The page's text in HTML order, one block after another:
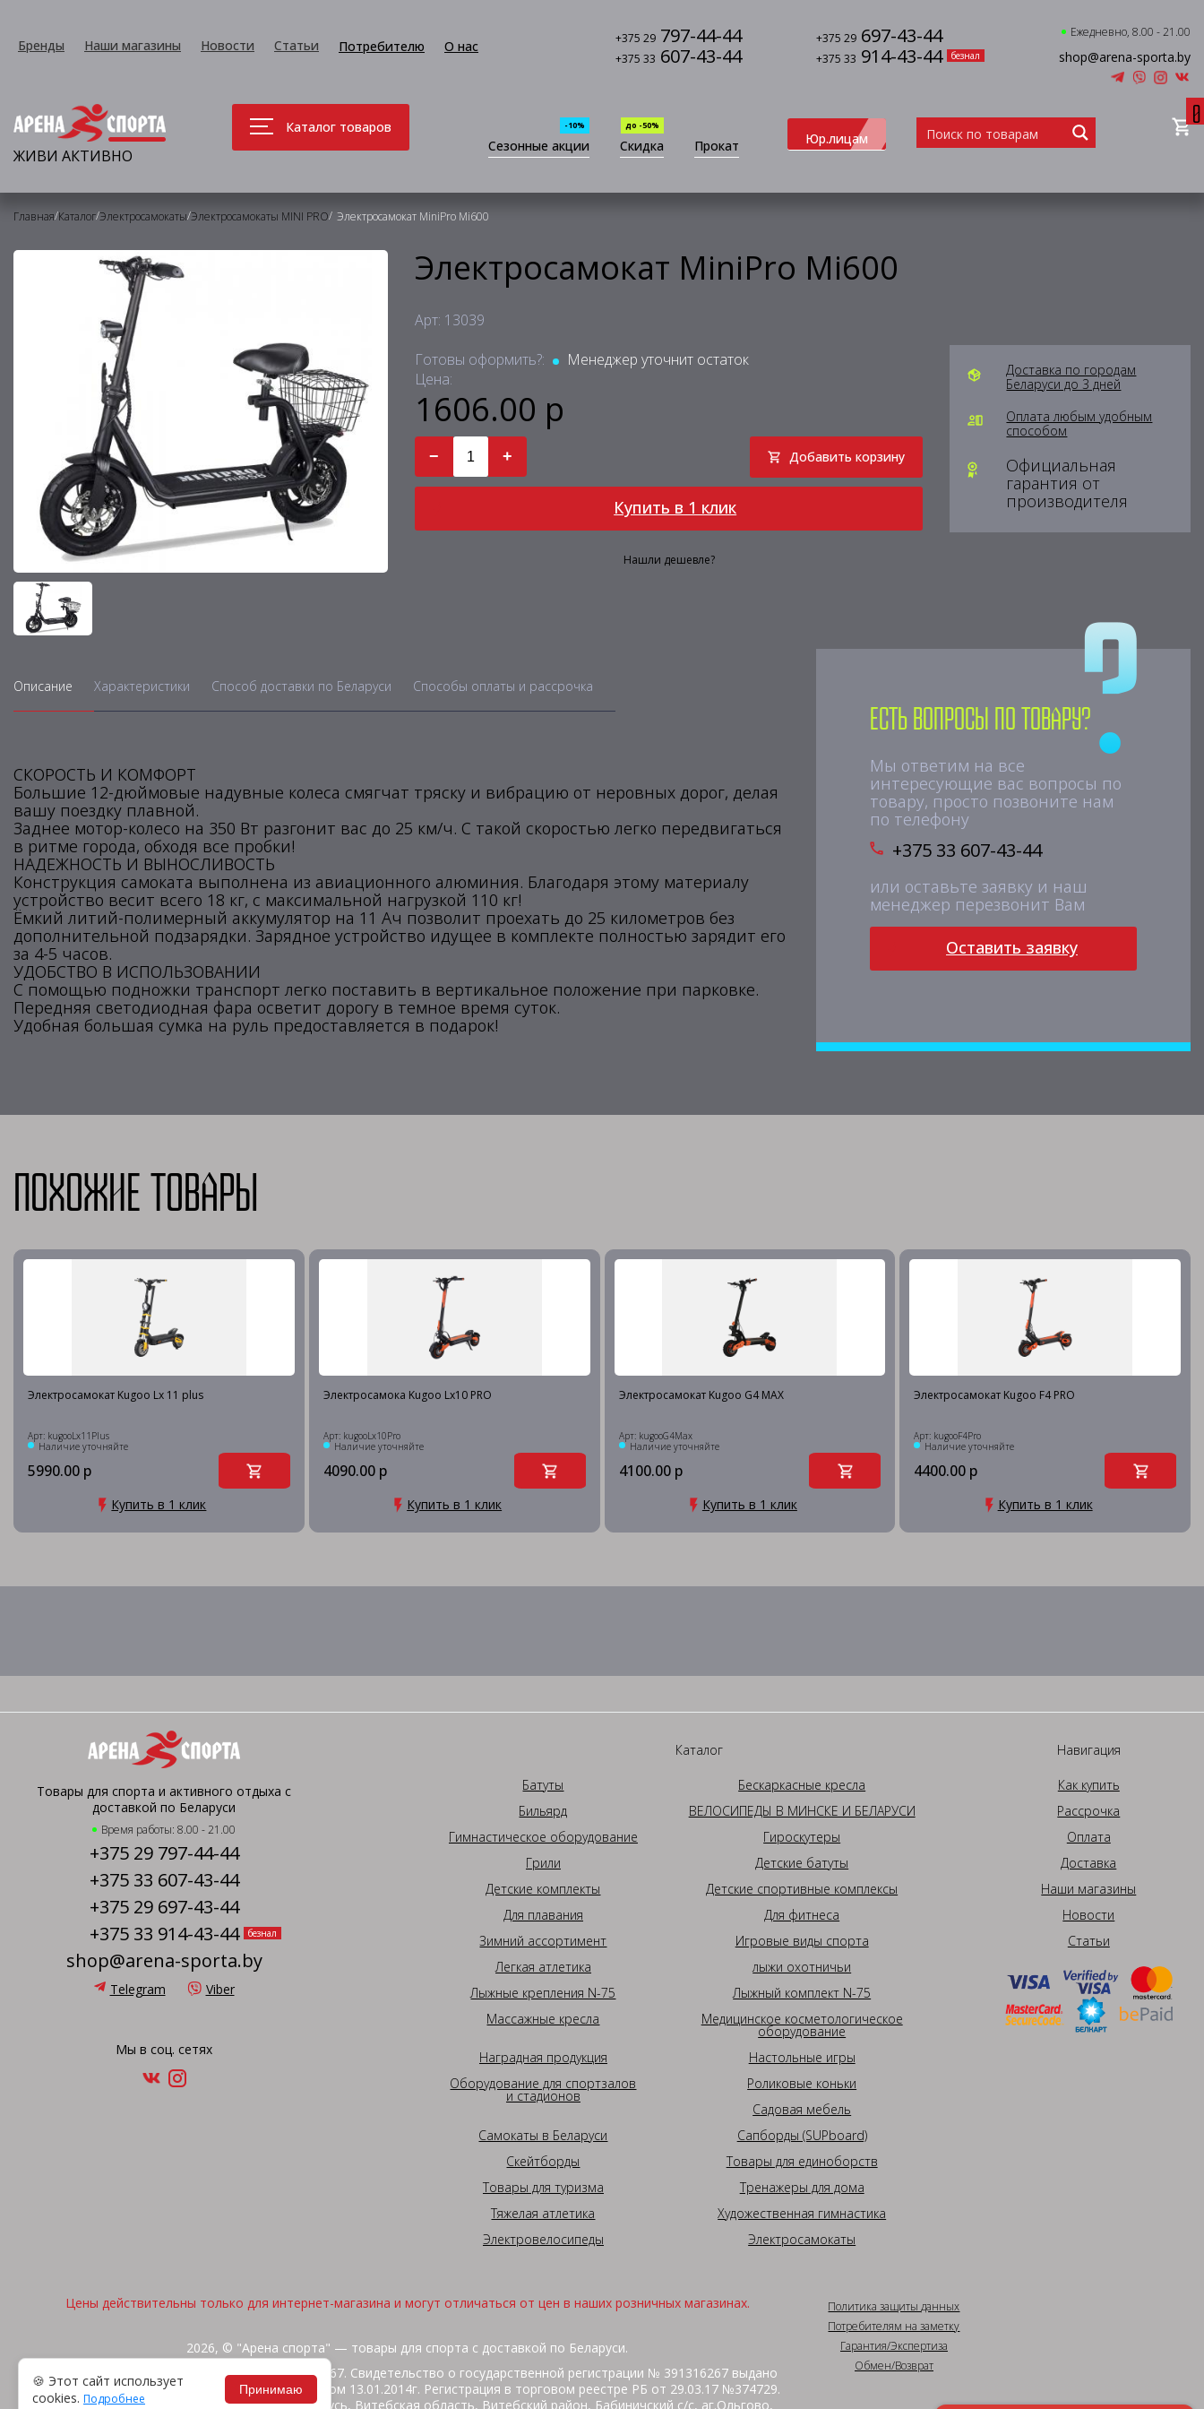
Бренды Наши магазины Новости Статьи Потребителю О нас +375 29 797-44-44 +375 29 697-43-44
+375 33 607-43-44 +375 33 914-43-44 безнал
Ежедневно, 8.00 - 21.00
shop@arena-sporta.by
ЖИВИ АКТИВНО
Каталог товаров
Сезонные акции
-10%
Скидка
до -50%
Прокат Юр.лицам
0
Главная/Каталог/Электросамокаты/Электросамокаты MINI PRO/ Электросамокат MiniPro Mi600
Электросамокат MiniPro Mi600
Арт: 13039
Готовы оформить?:
Менеджер уточнит остаток
Цена:
1606.00 р
− + Добавить корзину
Купить в 1 клик
Нашли дешевле?
Доставка по городам
Беларуси до 3 дней
Оплата любым удобным
способом
Официальная
гарантия от
производителя
Описание Характеристики Способ доставки по Беларуси Способы оплаты и рассрочка
СКОРОСТЬ И КОМФОРТ
Большие 12-дюймовые надувные колеса смягчат тряску и вибрацию от неровных дорог, делая
вашу поездку плавной.
Заднее мотор-колесо на 350 Вт разгонит вас до 25 км/ч. С такой скоростью легко передвигаться
в ритме города, обходя все пробки!
НАДЕЖНОСТЬ И ВЫНОСЛИВОСТЬ
Конструкция самоката выполнена из авиационного алюминия. Благодаря этому материалу
устройство весит всего 18 кг, с максимальной нагрузкой 110 кг!
Ёмкий литий-полимерный аккумулятор на 11 Ач позволит проехать до 25 километров без
дополнительной подзарядки. Зарядное устройство идущее в комплекте полностью зарядит его
за 4-5 часов.
УДОБСТВО В ИСПОЛЬЗОВАНИИ
С помощью подножки транспорт легко поставить в вертикальное положение при парковке.
Передняя светодиодная фара осветит дорогу в темное время суток.
Удобная большая сумка на руль предоставляется в подарок!
Есть вопросы по товару?
Мы ответим на все
интересующие вас вопросы по
товару, просто позвоните нам
по телефону
+375 33 607-43-44
или оставьте заявку и наш
менеджер перезвонит Вам
Оставить заявку
Похожие товары
Электросамокат Kugoo Lx 11 plus
Арт: kugooLx11Plus
Наличие уточняйте
5990.00 р
Купить в 1 клик
Электросамока Kugoo Lx10 PRO
Арт: kugooLx10Pro
Наличие уточняйте
4090.00 р
Купить в 1 клик
Электросамокат Kugoo G4 MAX
Арт: kugooG4Max
Наличие уточняйте
4100.00 р
Купить в 1 клик
Электросамокат Kugoo F4 PRO
Арт: kugooF4Pro
Наличие уточняйте
4400.00 р
Купить в 1 клик
Товары для спорта и активного отдыха с
доставкой по Беларуси
Время работы: 8.00 - 21.00
+375 29 797-44-44
+375 33 607-43-44
+375 29 697-43-44
+375 33 914-43-44
безнал
shop@arena-sporta.by
Telegram Viber
Мы в соц. сетях
Каталог
Батуты
Бескаркасные кресла
Бильярд
ВЕЛОСИПЕДЫ В МИНСКЕ И БЕЛАРУСИ
Гимнастическое оборудование
Гироскутеры
Грили
Детские батуты
Детские комплекты
Детские спортивные комплексы
Для плавания
Для фитнеса
Зимний ассортимент
Игровые виды спорта
Легкая атлетика
лыжи охотничьи
Лыжные крепления N-75
Лыжный комплект N-75
Массажные кресла
Медицинское косметологическое
оборудование
Наградная продукция
Настольные игры
Оборудование для спортзалов
и стадионов
Роликовые коньки
Садовая мебель
Самокаты в Беларуси
Сапборды (SUPboard)
Скейтборды
Товары для единоборств
Товары для туризма
Тренажеры для дома
Тяжелая атлетика
Художественная гимнастика
Электровелосипеды
Электросамокаты
Навигация
Как купить
Рассрочка
Оплата
Доставка
Наши магазины
Новости
Статьи
Цены действительны только для интернет-магазина и могут отличаться от цен в наших розничных магазинах.
2026, © "Арена спорта" — товары для спорта с доставкой по Беларуси.
ИП Жакуть Вероника Витальевна. УНП 391316267. Свидетельство о государственной регистрации № 391316267 выдано
Витебский районным исполнительным комитетом 13.01.2014г. Регистрация в торговом реестре РБ от 29.03.17 №374729.
Юридический адрес: 210516 Республика Беларусь, Витебская область, Витебский район, Бабиничский с/с, аг.Ольгово,
Политика защиты данных
Потребителям на заметку
Гарантия/Экспертиза
Обмен/Возврат
🍪 Этот сайт использует
cookies. Подробнее
Принимаю